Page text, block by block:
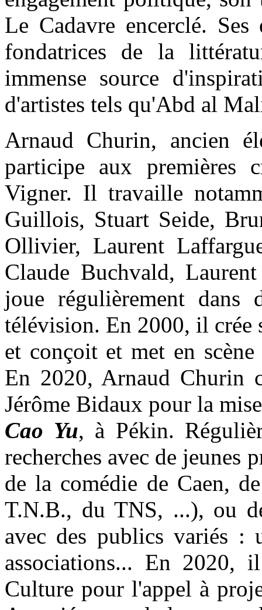
Le Cadavre encerclé.
fondatrices de la
immense source
d'artistes tels qu'Abd al
Arnaud Churin, ancien
participe aux premières
Vigner. Il travaille
Guillois, Stuart Seide,
Ollivier, Laurent
Claude Buchvald,
joue régulièrement
télévision. En 2000, il crée
et conçoit et met en
En 2020, Arnaud Churin
Jérôme Bidaux pour la
Cao Yu, à Pékin.
recherches avec de jeunes
de la comédie de Caen,
T.N.B., du TNS, ...), ou
avec des publics variés :
associations... En 2020,
Culture pour l'appel à